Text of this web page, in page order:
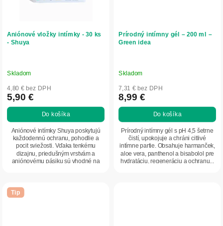
Aniónové vložky intímky - 30 ks
- Shuya
Skladom
4,80 € bez DPH
5,90 €
Do košíka
Aniónové intímky Shuya poskytujú
každodennú ochranu, pohodlie a
pocit sviežosti. Vďaka tenkému
dizajnu, priedušným vrstvám a
aniónovému pásiku sú vhodné na
Prírodný intímny gél – 200 ml –
Green idea
Skladom
7,31 € bez DPH
8,99 €
Do košíka
Prírodný intímny gél s pH 4,5 šetrne
čistí, upokojuje a chráni citlivé
intímne partie. Obsahuje harmanček,
aloe vera, panthenol a bisabolol pre
hydratáciu, regeneráciu a ochranu...
Tip